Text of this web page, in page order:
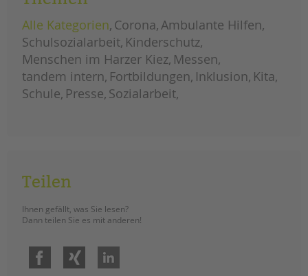
PROFIL | LEITBILD
Bereiche im Überblick
Kinder- und Jugendschutz
Unsere Videos
Gesellschafter VdK
Stellenangebote
NEWS/BLOG
unkuerzbar
Briefe an Kai
Alle Kategorien Corona Ambulante Hilfen
Schulsozialarbeit Kinderschutz
Menschen im Harzer Kiez Messen
tandem intern Fortbildungen Inklusion Kita
Schule Presse Sozialarbeit
Teilen
Ihnen gefällt, was Sie lesen?
Dann teilen Sie es mit anderen!
Facebook